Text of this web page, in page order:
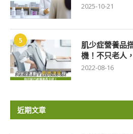
2025-10-21
5
肌少症營養品
機！不只老人
2022-08-16
近期文章